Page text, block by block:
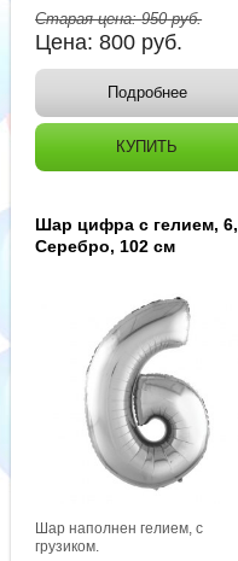
Старая цена:950руб.
Цена:800 руб.
Подробнее
КУПИТЬ
Шар цифра с гелием, 6,
Серебро, 102 см
Шар наполнен гелием, с
грузиком.